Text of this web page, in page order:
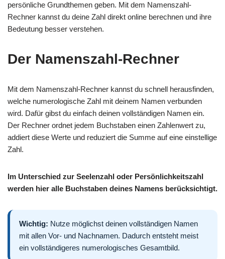
persönliche Grundthemen geben. Mit dem Namenszahl-
Rechner kannst du deine Zahl direkt online berechnen und ihre
Bedeutung besser verstehen.
Der Namenszahl-Rechner
Mit dem Namenszahl-Rechner kannst du schnell herausfinden,
welche numerologische Zahl mit deinem Namen verbunden
wird. Dafür gibst du einfach deinen vollständigen Namen ein.
Der Rechner ordnet jedem Buchstaben einen Zahlenwert zu,
addiert diese Werte und reduziert die Summe auf eine einstellige
Zahl.
Im Unterschied zur Seelenzahl oder Persönlichkeitszahl
werden hier alle Buchstaben deines Namens berücksichtigt.
Wichtig: Nutze möglichst deinen vollständigen Namen
mit allen Vor- und Nachnamen. Dadurch entsteht meist
ein vollständigeres numerologisches Gesamtbild.